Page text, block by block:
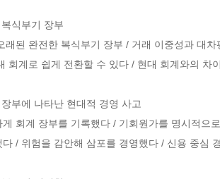
식부기 장부
래된 완전한 복식부기 장부 / 거래 이중성과 대
회계로 쉽게 전환할 수 있다 / 현대 회계와의
부에 나타난 현대적 경영 사고
게 회계 장부를 기록했다 / 기회원가를 명시적으
/ 위험을 감안해 삼포를 경영했다 / 신용 중심